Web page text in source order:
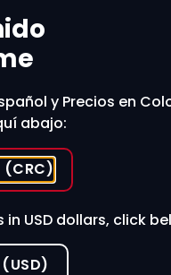
y Precios en
abajo:
(CRC)
USD dollars, click